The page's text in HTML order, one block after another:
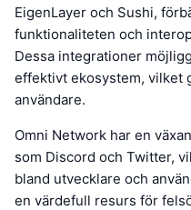
EigenLayer och Sushi,
funktionaliteten och
Dessa integrationer
effektivt ekosystem, vilket
användare.
Omni Network har en
som Discord och Twitter,
bland utvecklare och
en värdefull resurs för